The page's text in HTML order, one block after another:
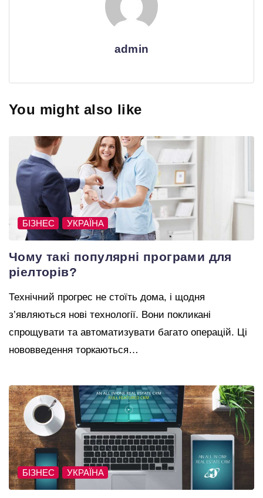
admin
You might also like
БІЗНЕС УКРАЇНА
Чому такі популярні програми для
ріелторів?
Технічний прогрес не стоїть дома, і щодня
з’являються нові технології. Вони покликані
спрощувати та автоматизувати багато операцій. Ці
нововведення торкаються…
БІЗНЕС УКРАЇНА